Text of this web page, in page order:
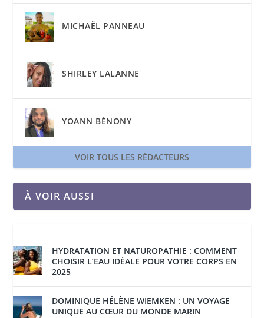
MICHAËL PANNEAU
SHIRLEY LALANNE
YOANN BÉNONY
VOIR TOUS LES RÉDACTEURS
À VOIR AUSSI
HYDRATATION ET NATUROPATHIE : COMMENT
CHOISIR L’EAU IDÉALE POUR VOTRE CORPS EN
2025
DOMINIQUE HÉLÈNE WIEMKEN : UN VOYAGE
UNIQUE AU CŒUR DU MONDE MARIN